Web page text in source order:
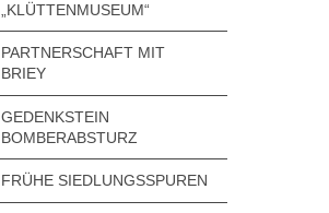
„KLÜTTENMUSEUM“
PARTNERSCHAFT MIT
BRIEY
GEDENKSTEIN
BOMBERABSTURZ
FRÜHE SIEDLUNGSSPUREN